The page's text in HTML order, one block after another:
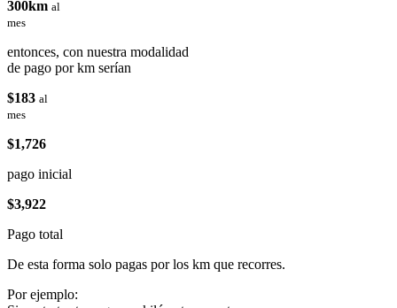
300km al
mes
entonces, con nuestra modalidad
de pago por km serían
$183 al
mes
$1,726
pago inicial
$3,922
Pago total
De esta forma solo pagas por los km que recorres.
Por ejemplo: